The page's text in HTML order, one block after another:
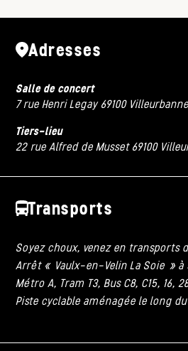
Adresses
Salle de concert
7 rue Henri Legay 69100 Villeurbanne
Tiers-lieu
22 rue Alfred de Musset 69100
Transports
Soyez choux, venez en transports
Arrêt « Vaulx-en-Velin La Soie » à
Métro A, Tram T3, Bus C8, C15, 16,
Piste cyclable aménagée le long du